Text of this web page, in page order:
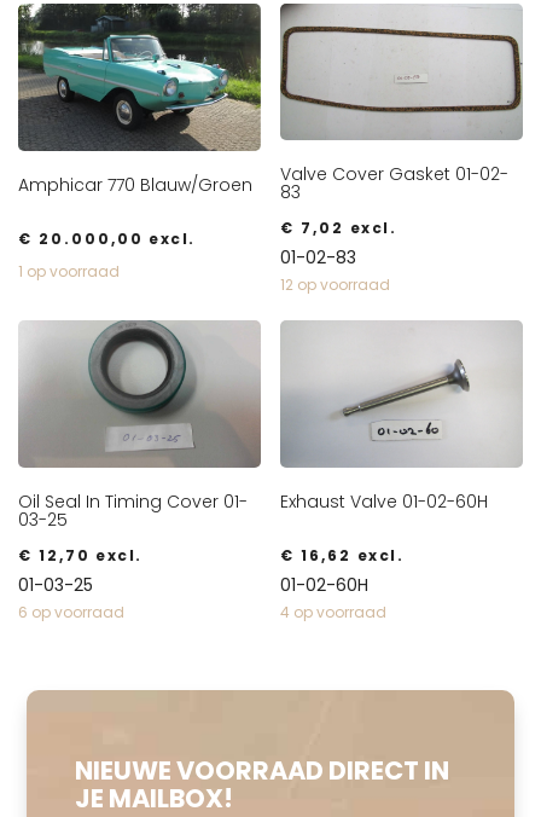
Amphicar 770 Blauw/Groen
€ 20.000,00 excl.
1 op voorraad
Valve Cover Gasket 01-02-
83
€ 7,02 excl.
01-02-83
12 op voorraad
Oil Seal In Timing Cover 01-
03-25
€ 12,70 excl.
01-03-25
6 op voorraad
Exhaust Valve 01-02-60H
€ 16,62 excl.
01-02-60H
4 op voorraad
NIEUWE VOORRAAD DIRECT IN
JE MAILBOX!